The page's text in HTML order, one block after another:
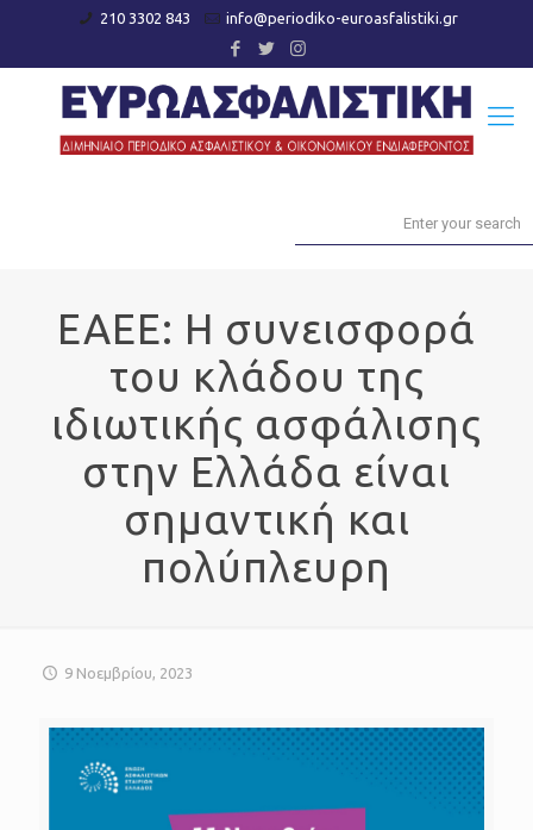
210 3302 843 info@periodiko-euroasfalistiki.gr
EAEE: Η συνεισφορά
του κλάδου της
ιδιωτικής ασφάλισης
στην Ελλάδα είναι
σημαντική και
πολύπλευρη
9 Νοεμβρίου, 2023